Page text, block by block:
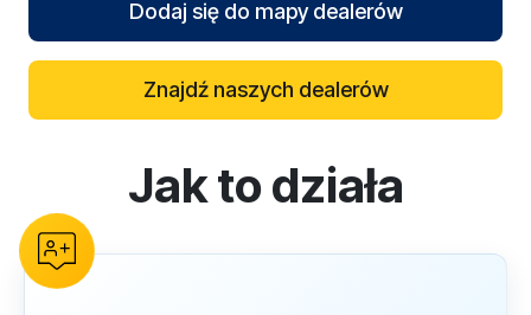
Dodaj się do mapy dealerów
Znajdź naszych dealerów
reCAPTCHA verificationJak to działa